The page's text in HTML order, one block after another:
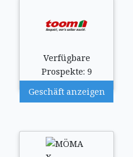
Verfügbare
Prospekte: 9
Geschäft anzeigen